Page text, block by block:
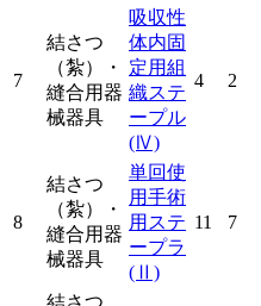
7
結さつ
（紮）・
縫合用器
械器具
吸収性
体内固
定用組
織ステ
ープル
(Ⅳ)
4 2
8
結さつ
（紮）・
縫合用器
械器具
単回使
用手術
用ステ
ープラ
(Ⅱ)
11 7